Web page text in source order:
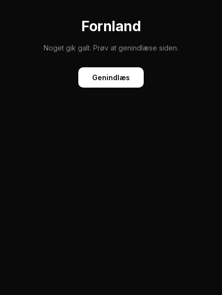
Fornland
Noget gik galt. Prøv at genindlæse siden.
Genindlæs